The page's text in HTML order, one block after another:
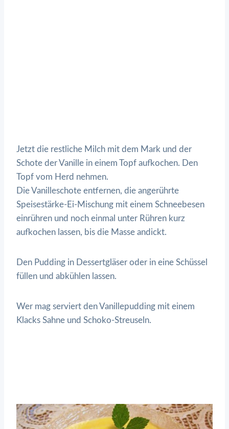
Jetzt die restliche Milch mit dem Mark und der
Schote der Vanille in einem Topf aufkochen. Den
Topf vom Herd nehmen.
Die Vanilleschote entfernen, die angerührte
Speisestärke-Ei-Mischung mit einem Schneebesen
einrühren und noch einmal unter Rühren kurz
aufkochen lassen, bis die Masse andickt.
Den Pudding in Dessertgläser oder in eine Schüssel
füllen und abkühlen lassen.
Wer mag serviert den Vanillepudding mit einem
Klacks Sahne und Schoko-Streuseln.